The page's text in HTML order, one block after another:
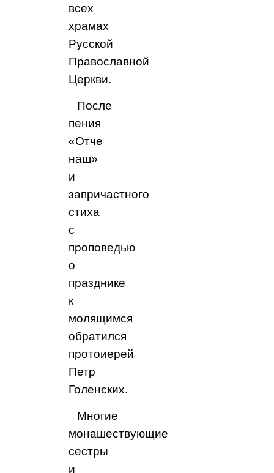
всех
храмах
Русской
Православной
Церкви.
После
пения
«Отче
наш»
и
запричастного
стиха
с
проповедью
о
празднике
к
молящимся
обратился
протоиерей
Петр
Голенских.
Многие
монашествующие
сестры
и